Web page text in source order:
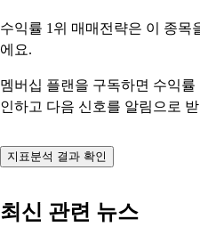
수익률 1위 매매전략은 이 종목
에요.
멤버십 플랜을 구독하면 수익
인하고 다음 신호를 알림으로
지표분석 결과 확인
최신 관련 뉴스